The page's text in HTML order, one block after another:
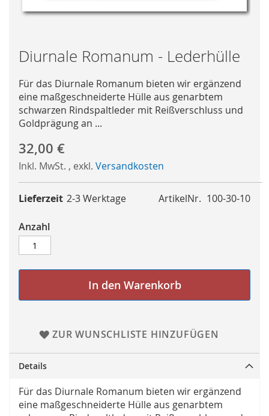
Skip
to
the
beginning
of
the
images
gallery
Diurnale Romanum - Lederhülle
Für das Diurnale Romanum bieten wir ergänzend
eine maßgeschneiderte Hülle aus genarbtem
schwarzen Rindspaltleder mit Reißverschluss und
Goldprägung an ...
32,00 €
Inkl. MwSt. , exkl. Versandkosten
ArtikelNr. 100-30-10
Lieferzeit 2-3 Werktage
Anzahl
In den Warenkorb
ZUR WUNSCHLISTE HINZUFÜGEN
Details
Für das Diurnale Romanum bieten wir ergänzend
eine maßgeschneiderte Hülle aus genarbtem